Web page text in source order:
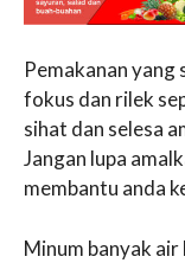
Pemakanan
fokus dan rilek
sihat dan selesa
Jangan lupa
membantu anda
Minum banyak